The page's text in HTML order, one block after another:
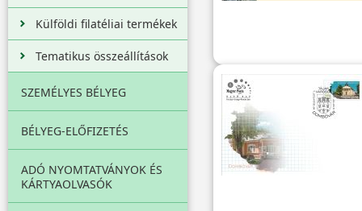
Külföldi filatéliai termékek
Tematikus összeállítások
SZEMÉLYES BÉLYEG
BÉLYEG-ELŐFIZETÉS
ADÓ NYOMTATVÁNYOK ÉS
KÁRTYAOLVASÓK